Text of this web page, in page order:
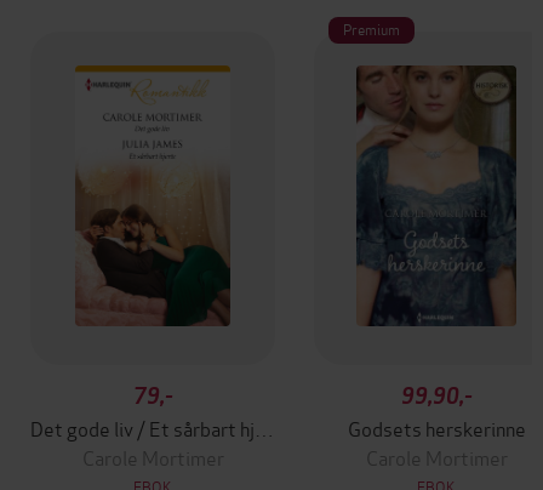
79,-
Carole Mortimer
EBOK
Premium
99,90,-
Godsets herskerinne
Carole Mortimer
EBOK